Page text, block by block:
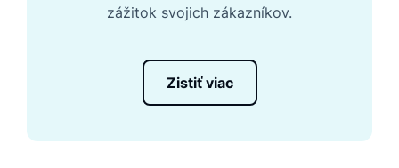
zážitok svojich zákazníkov.
Zistiť viac